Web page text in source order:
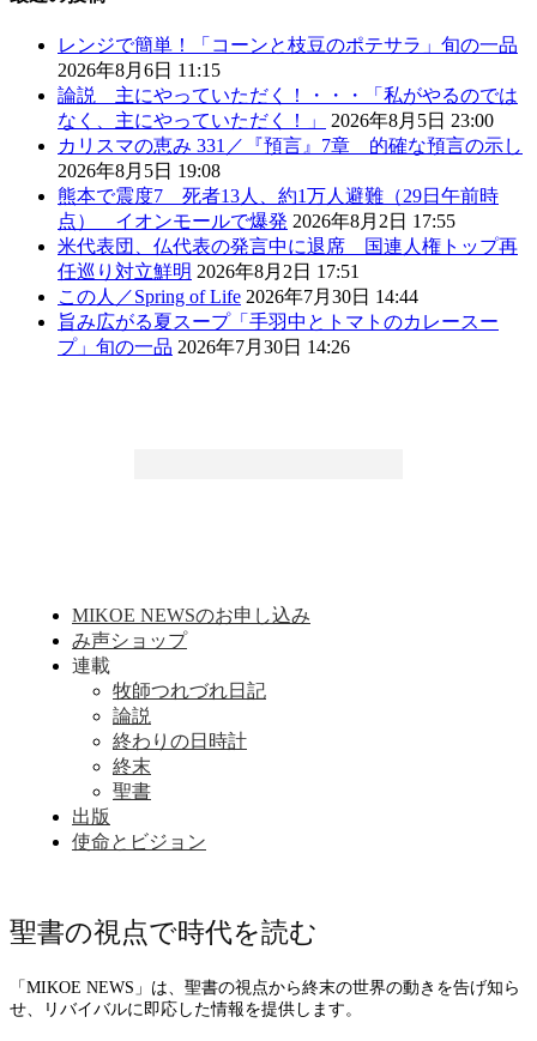
レンジで簡単！「コーンと枝豆のポテサラ」旬の一品
2026年8月6日 11:15
論説 主にやっていただく！・・・「私がやるのでは
なく、主にやっていただく！」
2026年8月5日 23:00
カリスマの恵み 331／『預言』7章 的確な預言の示し
2026年8月5日 19:08
熊本で震度7 死者13人、約1万人避難（29日午前時
点） イオンモールで爆発 2026年8月2日 17:55
米代表団、仏代表の発言中に退席 国連人権トップ再
任巡り対立鮮明 2026年8月2日 17:51
この人／Spring of Life 2026年7月30日 14:44
旨み広がる夏スープ「手羽中とトマトのカレースー
プ」旬の一品 2026年7月30日 14:26
MIKOE NEWSのお申し込み
み声ショップ
連載
牧師つれづれ日記
論説
終わりの日時計
終末
聖書
出版
使命とビジョン
聖書の視点で時代を読む
「MIKOE NEWS」は、聖書の視点から終末の世界の動きを告げ知ら
せ、リバイバルに即応した情報を提供します。